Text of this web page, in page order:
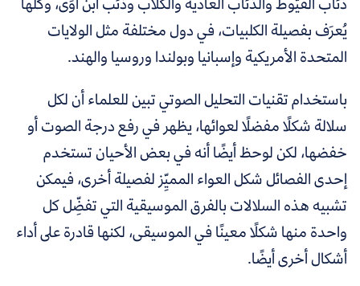
يُعرَف بفصيلة الكلبيات، في دول مختلفة مثل الولايات
المتحدة الأمريكية وإسبانيا وبولندا وروسيا والهند.
باستخدام تقنيات التحليل الصوتي تبين للعلماء أن لكل
سلالة شكلًا مفضلًا لعوائها، يظهر في رفع درجة الصوت أو
خفضها، لكن لوحظ أيضًا أنه في بعض الأحيان تستخدم
إحدى الفصائل شكل العواء المميِّز لفصيلة أخرى، فيمكن
تشبيه هذه السلالات بالفرق الموسيقية التي تفضِّل كل
واحدة منها شكلًا معينًا في الموسيقى، لكنها قادرة على أداء
أشكال أخرى أيضًا.